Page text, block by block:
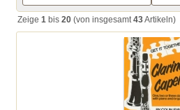
Zeige 1 bis 20 (von insgesamt43Artikeln)